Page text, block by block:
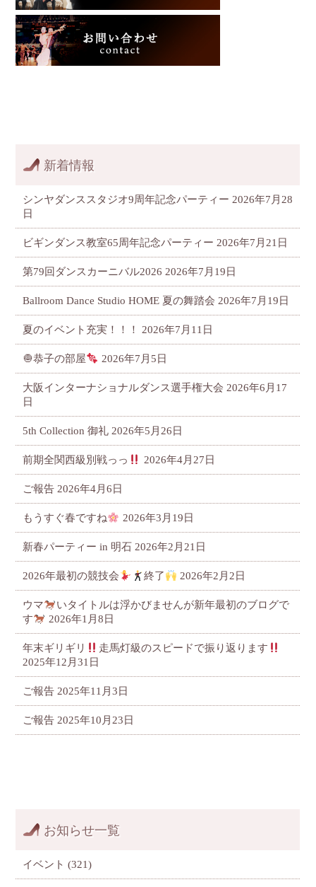
新着情報
シンヤダンススタジオ9周年記念パーティー 2026年7月28
日
ビギンダンス教室65周年記念パーティー 2026年7月21日
第79回ダンスカーニバル2026 2026年7月19日
Ballroom Dance Studio HOME 夏の舞踏会 2026年7月19日
夏のイベント充実！！！ 2026年7月11日
🧅恭子の部屋 2026年7月5日
大阪インターナショナルダンス選手権大会 2026年6月17
日
5th Collection 御礼 2026年5月26日
前期全関西級別戦っっ 2026年4月27日
ご報告 2026年4月6日
もうすぐ春ですね 2026年3月19日
新春パーティー in 明石 2026年2月21日
2026年最初の競技会 終了 2026年2月2日
ウマ
いタイトルは浮かびませんが新年最初のブログで
す
2026年1月8日
年末ギリギリ
走馬灯級のスピードで振り返ります
2025年12月31日
ご報告 2025年11月3日
ご報告 2025年10月23日
お知らせ一覧
イベント (321)